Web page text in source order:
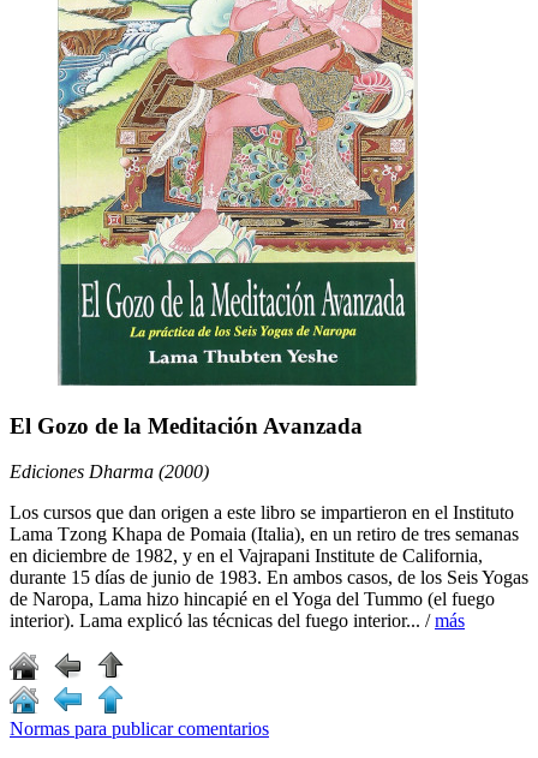
El Gozo de la Meditación Avanzada
Ediciones Dharma (2000)
Los cursos que dan origen a este libro se impartieron en el Instituto
Lama Tzong Khapa de Pomaia (Italia), en un retiro de tres semanas
en diciembre de 1982, y en el Vajrapani Institute de California,
durante 15 días de junio de 1983. En ambos casos, de los Seis Yogas
de Naropa, Lama hizo hincapié en el Yoga del Tummo (el fuego
interior). Lama explicó las técnicas del fuego interior... /más
Normas para publicar comentarios